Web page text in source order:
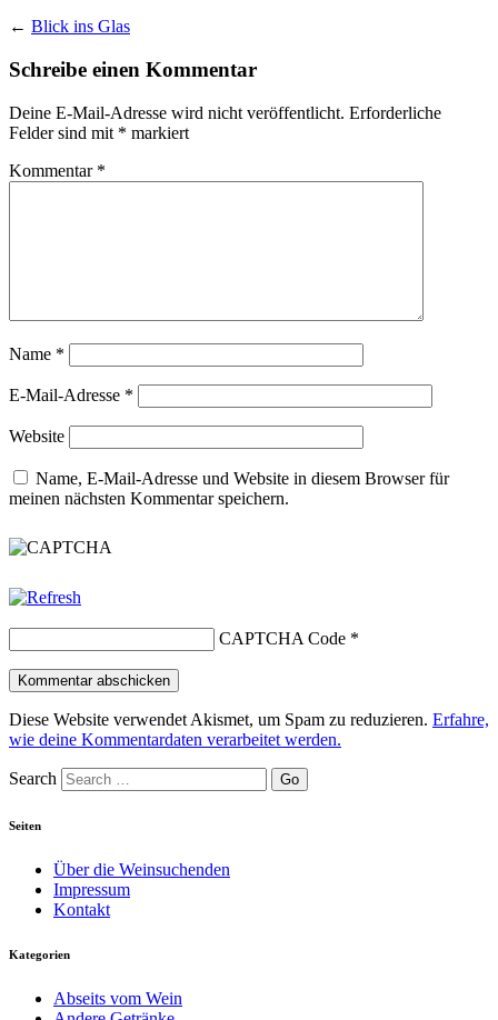
← Blick ins Glas
Schreibe einen Kommentar
Deine E-Mail-Adresse wird nicht veröffentlicht. Erforderliche
Felder sind mit * markiert
Kommentar *
Name *
E-Mail-Adresse *
Website
Name, E-Mail-Adresse und Website in diesem Browser für
meinen nächsten Kommentar speichern.
CAPTCHA Code *
Diese Website verwendet Akismet, um Spam zu reduzieren. Erfahre,
wie deine Kommentardaten verarbeitet werden.
Search
Seiten
Über die Weinsuchenden
Impressum
Kontakt
Kategorien
Abseits vom Wein